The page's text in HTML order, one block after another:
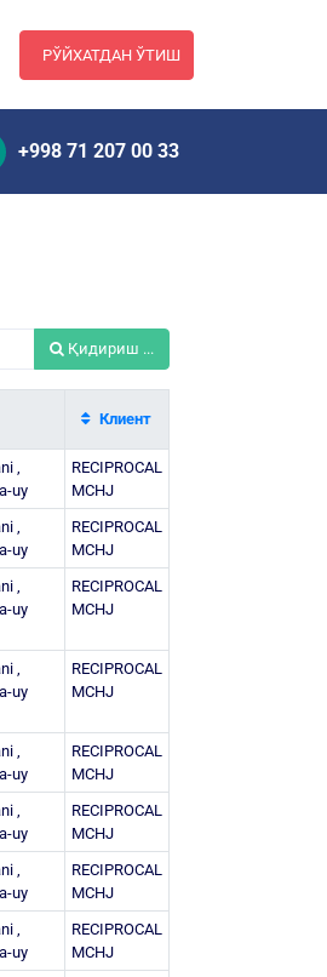
РЎЙХАТДАН ЎТИШ
+998 71 207 00 33
Қидириш ...
Клиент
,
uy
RECIPROCAL
MCHJ
,
uy
RECIPROCAL
MCHJ
,
uy
RECIPROCAL
MCHJ
,
uy
RECIPROCAL
MCHJ
,
uy
RECIPROCAL
MCHJ
,
uy
RECIPROCAL
MCHJ
,
uy
RECIPROCAL
MCHJ
,
uy
RECIPROCAL
MCHJ